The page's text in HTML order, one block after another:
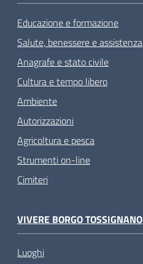
Educazione e formazione
Salute, benessere e assistenza
Anagrafe e stato civile
Cultura e tempo libero
Ambiente
Autorizzazioni
Agricoltura e pesca
Strumenti on-line
Cimiteri
VIVERE BORGO TOSSIGNANO
Luoghi